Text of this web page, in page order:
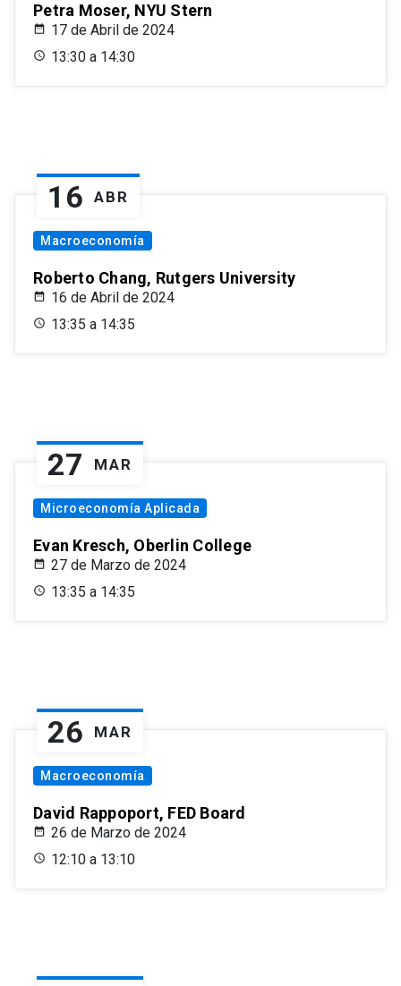
Petra Moser, NYU Stern
17 de Abril de 2024
13:30 a 14:30
16 ABR
Macroeconomía
Roberto Chang, Rutgers University
16 de Abril de 2024
13:35 a 14:35
27 MAR
Microeconomía Aplicada
Evan Kresch, Oberlin College
27 de Marzo de 2024
13:35 a 14:35
26 MAR
Macroeconomía
David Rappoport, FED Board
26 de Marzo de 2024
12:10 a 13:10